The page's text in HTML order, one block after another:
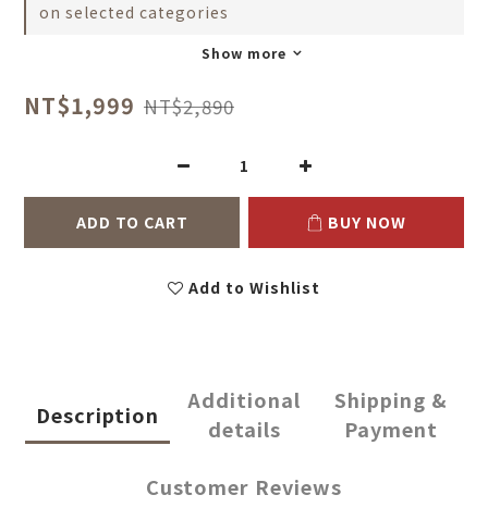
on selected categories
Show more
NT$1,999 NT$2,890
ADD TO CART BUY NOW
Add to Wishlist
Description
Additional
details
Shipping &
Payment
Customer Reviews